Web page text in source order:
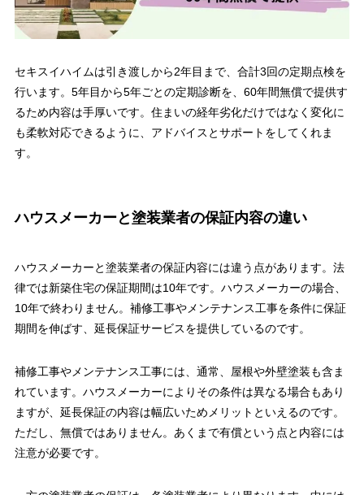
セキスイハイムは引き渡しから2年目まで、合計3回の定期点検を
行います。5年目から5年ごとの定期診断を、60年間無償で提供す
るため内容は手厚いです。住まいの経年劣化だけではなく変化に
も柔軟対応できるように、アドバイスとサポートをしてくれま
す。
ハウスメーカーと塗装業者の保証内容の違い
ハウスメーカーと塗装業者の保証内容には違う点があります。法
律では新築住宅の保証期間は10年です。ハウスメーカーの場合、
10年で終わりません。補修工事やメンテナンス工事を条件に保証
期間を伸ばす、延長保証サービスを提供しているのです。
補修工事やメンテナンス工事には、通常、屋根や外壁塗装も含ま
れています。ハウスメーカーによりその条件は異なる場合もあり
ますが、延長保証の内容は幅広いためメリットといえるのです。
ただし、無償ではありません。あくまで有償という点と内容には
注意が必要です。